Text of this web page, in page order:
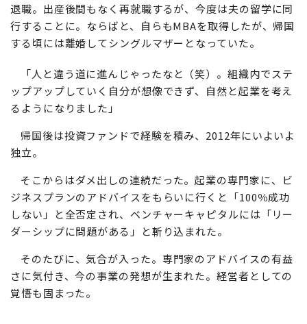
退職。出産後間もなく再就職するが、今度は夫の留学に同
行することに。ならばと、自らもMBAを取得したが、帰国
する頃には離婚してシングルマザーとなっていた。
「人と違う道に進んじゃったなと（笑）。組織内でステ
ップアップしていく自分が想像できず、自然と起業を考え
るようになりました」
帰国後は投資ファンドで経験を積み、2012年にいよいよ
独立。
そこからはダメ出しの連続だった。起業の専門家に、ビ
ジネスプランのアドバイスをもらいに行くと「100％成功
しない」と全否定され、ベンチャーキャピタルには「リー
ダーシップに問題がある」と斬り込まれた。
そのたびに、気合が入った。専門家のアドバイスの有益
さに気付き、今の事業の発想が生まれた。経営者としての
覚悟も固まった。